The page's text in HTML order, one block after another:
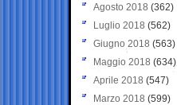
Agosto 2018 (362)
Luglio 2018 (562)
Giugno 2018 (563)
Maggio 2018 (634)
Aprile 2018 (547)
Marzo 2018 (599)